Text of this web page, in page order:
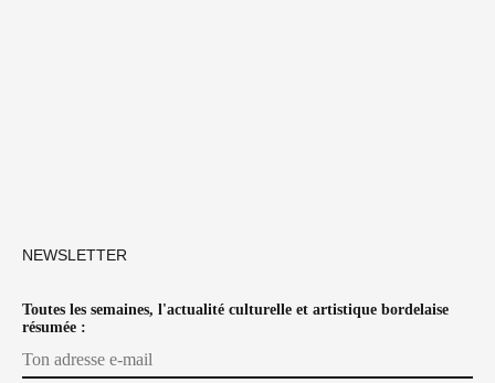
NEWSLETTER
Toutes les semaines, l'actualité culturelle et artistique bordelaise
résumée :